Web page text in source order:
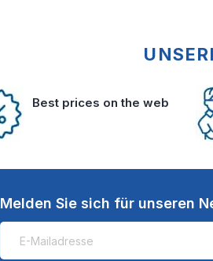
Best prices on the web
Melden Sie sich für unseren